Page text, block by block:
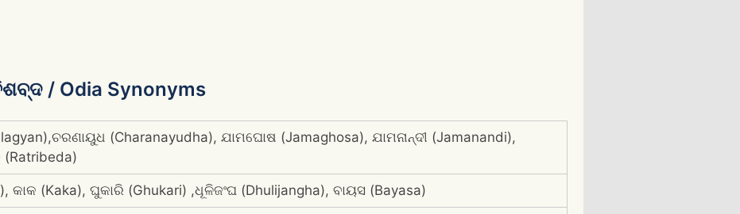
/ Odia Synonyms
(Charanayudha), ଯାମଘୋଷ (Jamaghosa), ଯାମନାନ୍ଦୀ (Jamanandi),
(Ratribeda)
କାକ (Kaka), ଘୁକାରି (Ghukari) ,ଧୂଳିଜଂଘ (Dhulijangha), ବାୟସ (Bayasa)